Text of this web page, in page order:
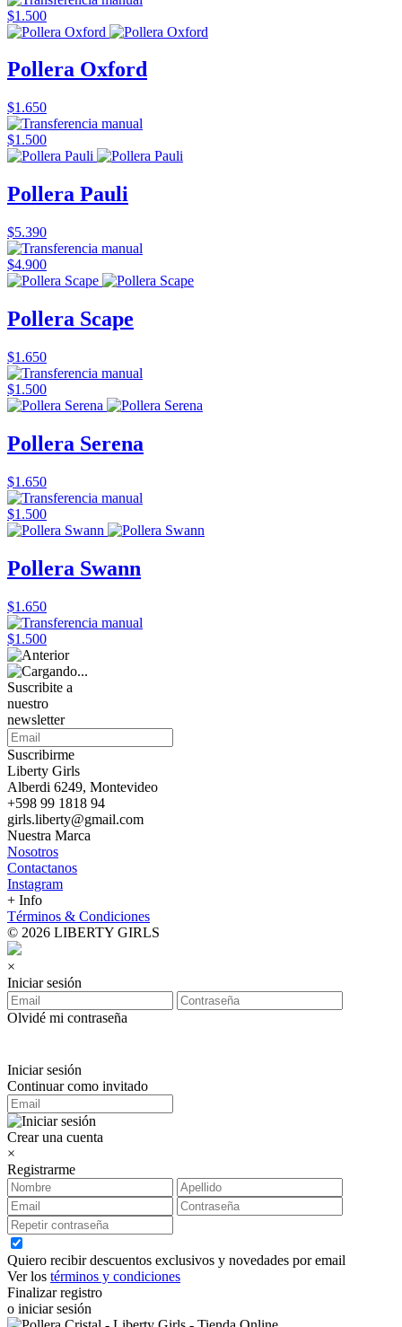
$1.500
Pollera Oxford
$1.650
$1.500
Pollera Pauli
$5.390
$4.900
Pollera Scape
$1.650
$1.500
Pollera Serena
$1.650
$1.500
Pollera Swann
$1.650
$1.500
Suscribite a
nuestro
newsletter
Suscribirme
Liberty Girls
Alberdi 6249, Montevideo
+598 99 1818 94
girls.liberty@gmail.com
Nuestra Marca
Nosotros
Contactanos
Instagram
+ Info
Términos & Condiciones
© 2026 LIBERTY GIRLS
×
Iniciar sesión
Olvidé mi contraseña
Iniciar sesión
Continuar como invitado
Crear una cuenta
×
Registrarme
Quiero recibir descuentos exclusivos y novedades por email
Ver los términos y condiciones
Finalizar registro
o iniciar sesión